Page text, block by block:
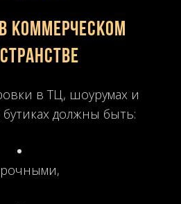
коммерческом
в ТЦ, шоурумах и
должны быть: